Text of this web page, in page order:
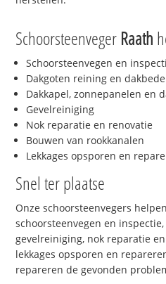
Schoorsteenveger Raath
Schoorsteenvegen en
Dakgoten reining en
Dakkapel, zonnepanelen en
Gevelreiniging
Nok reparatie en renovatie
Bouwen van rookkanalen
Lekkages opsporen en
Snel ter plaatse
Onze schoorsteenvegers
schoorsteenvegen en
gevelreiniging, nok reparatie
lekkages opsporen en
repareren de gevonden